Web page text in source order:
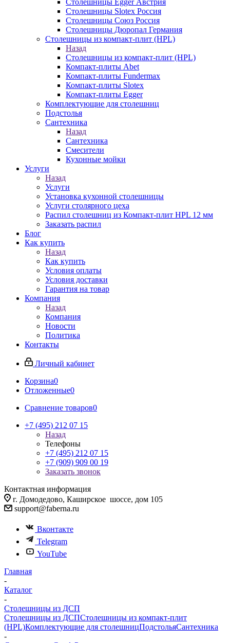
Столешницы Egger Австрия
Столешницы Slotex Россия
Столешницы Союз Россия
Столешницы Дюропал Германия
Столешницы из компакт-плит (HPL)
Назад
Столешницы из компакт-плит (HPL)
Компакт-плиты Abet
Компакт-плиты Fundermax
Компакт-плиты Slotex
Компакт-плиты Egger
Комплектующие для столешниц
Подстолья
Сантехника
Назад
Сантехника
Смесители
Кухонные мойки
Услуги
Назад
Услуги
Установка кухонной столешницы
Услуги столярного цеха
Распил столешниц из Компакт-плит HPL 12 мм
Заказать распил
Блог
Как купить
Назад
Как купить
Условия оплаты
Условия доставки
Гарантия на товар
Компания
Назад
Компания
Новости
Политика
Контакты
Личный кабинет
Корзина0
Отложенные0
Сравнение товаров0
+7 (495) 212 07 15
Назад
Телефоны
+7 (495) 212 07 15
+7 (909) 909 00 19
Заказать звонок
Контактная информация
г. Домодедово, Каширское шоссе, дом 105
support@faberna.ru
Вконтакте
Telegram
YouTube
Главная
-
Каталог
-
Столешницы из ДСП
Столешницы из ДСПСтолешницы из компакт-плит
(HPL)Комплектующие для столешницПодстольяСантехника
-